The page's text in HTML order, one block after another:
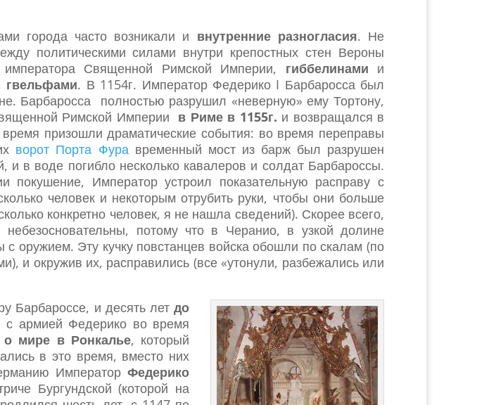
города часто возникали и внутренние разногласия. Не
политическими силами внутри крепостных стен Вероны
Священной Римской Империи, гиббелинами и
гвельфами. В 1154г. Император Федерико I Барбаросса был
Барбаросса полностью разрушил «неверную» ему Тортону,
Римской Империи в Риме в 1155г. и возвращался в
призошли драматические события: во время переправы
ворот Порта Фуравременный мост из барж был разрушен
и в воде погибло несколько кавалеров и солдат Барбароссы.
покушение, Император устроил показательную расправу с
человек и некоторым отрубить руки, чтобы они больше
конкретно человек, я не нашла сведений). Скорее всего,
потому что в Черанио, в узкой долине
оружием. Эту кучку повстанцев войска обошли по скалам (по
и окружив их, расправились (все «утонули, разбежались или
Барбароссе, и десять лет до
армией Федерико во время
о мире в Ронкалье, который
в это время, вместо них
Император Федерико
Бургундской (которой на